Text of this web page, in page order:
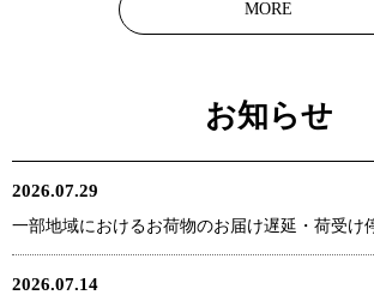
MORE
お知らせ
2026.07.29
一部地域におけるお荷物のお届け遅延・荷受け
2026.07.14